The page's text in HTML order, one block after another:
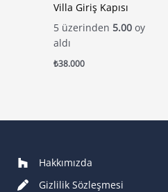
Villa Giriş Kapısı
5 üzerinden 5.00 oy
aldı
₺38.000
Hakkımızda
Gizlilik Sözleşmesi